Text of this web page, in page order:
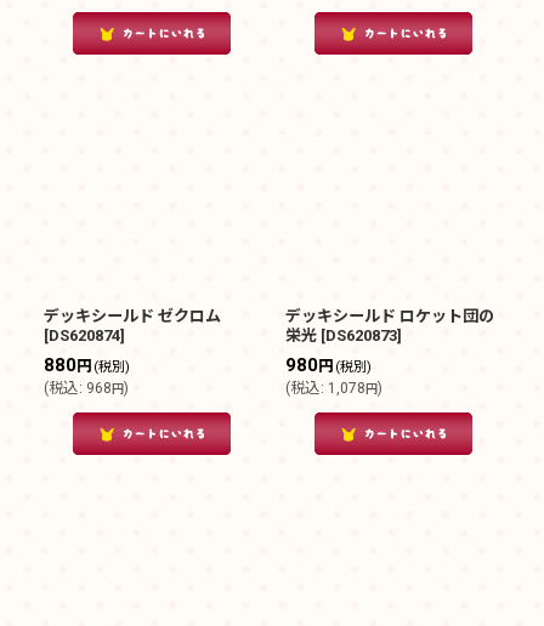
デッキシールド ゼクロム
[DS620874]
880円 (税別)
(税込: 968円)
デッキシールド ロケット団の
栄光 [DS620873]
980円 (税別)
(税込: 1,078円)